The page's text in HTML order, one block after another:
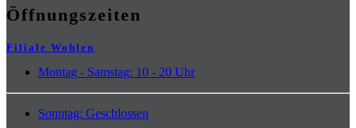
Öffnungszeiten
Filiale Wohlen
Montag - Samstag: 10 - 20 Uhr
Sonntag: Geschlossen